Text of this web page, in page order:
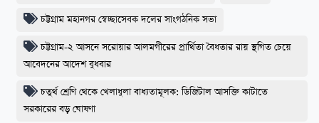
চট্টগ্রাম মহানগর স্বেচ্ছাসেবক দলের সাংগঠনিক সভা
চট্টগ্রাম-২ আসনে সরোয়ার আলমগীরের প্রার্থিতা বৈধতার রায় স্থগিত চেয়ে
আবেদনের আদেশ বুধবার
চতুর্থ শ্রেণি থেকে খেলাধুলা বাধ্যতামূলক: ডিজিটাল আসক্তি কাটাতে
সরকারের বড় ঘোষণা